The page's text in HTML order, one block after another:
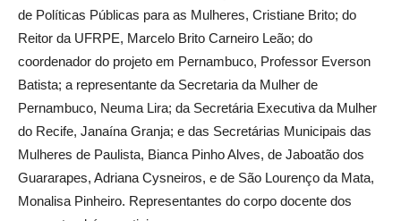
de Políticas Públicas para as Mulheres, Cristiane Brito; do
Reitor da UFRPE, Marcelo Brito Carneiro Leão; do
coordenador do projeto em Pernambuco, Professor Everson
Batista; a representante da Secretaria da Mulher de
Pernambuco, Neuma Lira; da Secretária Executiva da Mulher
do Recife, Janaína Granja; e das Secretárias Municipais das
Mulheres de Paulista, Bianca Pinho Alves, de Jaboatão dos
Guararapes, Adriana Cysneiros, e de São Lourenço da Mata,
Monalisa Pinheiro. Representantes do corpo docente dos